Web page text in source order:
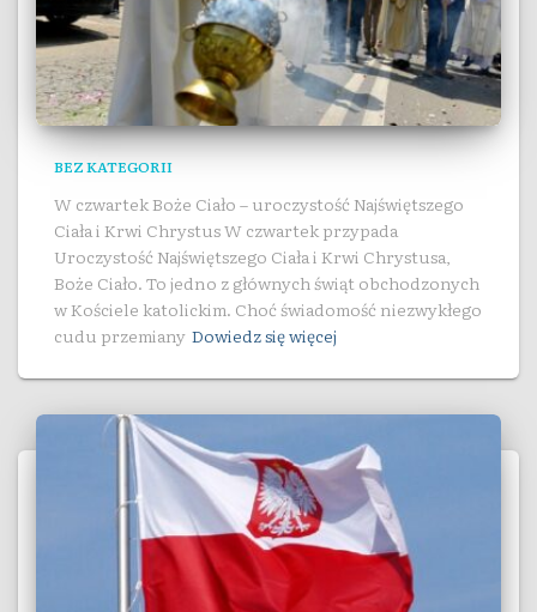
BEZ KATEGORII
W czwartek Boże Ciało – uroczystość Najświętszego
Ciała i Krwi Chrystus W czwartek przypada
Uroczystość Najświętszego Ciała i Krwi Chrystusa,
Boże Ciało. To jedno z głównych świąt obchodzonych
w Kościele katolickim. Choć świadomość niezwykłego
cudu przemiany Dowiedz się więcej